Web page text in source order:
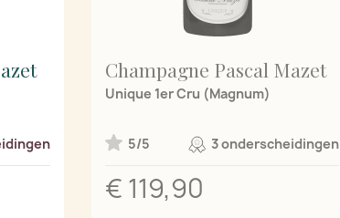
Champagne Pascal Mazet
Unique 1er Cru (Magnum)
5/5 3 onderscheidingen
€ 119,90